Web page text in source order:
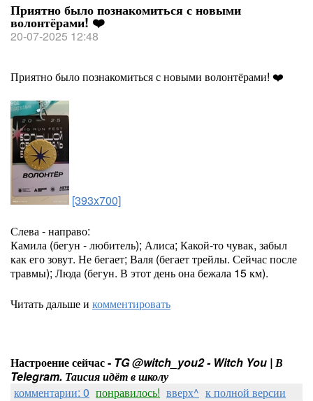
Приятно было познакомиться с новыми
волонтёрами! ❤️
20-07-2025 12:48
Приятно было познакомиться с новыми волонтёрами! ❤️
[393x700]
Слева - направо:
Камила (бегун - любитель); Алиса; Какой-то чувак, забыл
как его зовут. Не бегает; Валя (бегает трейлы. Сейчас после
травмы); Люда (бегун. В этот день она бежала 15 км).
Читать дальше и комментировать
Настроение сейчас - TG @witch_you2 - Witch You | В
Telegram. Таисия идёт в школу
комментарии: 0 понравилось! вверх^ к полной версии